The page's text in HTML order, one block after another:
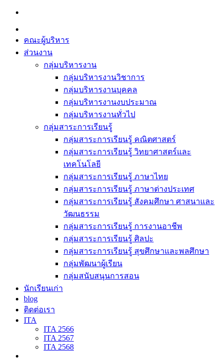
Skip
content
คณะผู้บริหาร
ส่วนงาน
กลุ่มบริหารงาน
กลุ่มบริหารงานวิชาการ
กลุ่มบริหารงานบุคคล
กลุ่มบริหารงานงบประมาณ
กลุ่มบริหารงานทั่วไป
กลุ่มสาระการเรียนรู้
กลุ่มสาระการเรียนรู้ คณิตศาสตร์
กลุ่มสาระการเรียนรู้ วิทยาศาสตร์และ
เทคโนโลยี
กลุ่มสาระการเรียนรู้ ภาษาไทย
กลุ่มสาระการเรียนรู้ ภาษาต่างประเทศ
กลุ่มสาระการเรียนรู้ สังคมศึกษา ศาสนาและ
วัฒนธรรม
กลุ่มสาระการเรียนรู้ การงานอาชีพ
กลุ่มสาระการเรียนรู้ ศิลปะ
กลุ่มสาระการเรียนรู้ สุขศึกษาและพลศึกษา
กลุ่มพัฒนาผู้เรียน
กลุ่มสนับสนุนการสอน
นักเรียนเก่า
blog
ติดต่อเรา
ITA
ITA 2566
ITA 2567
ITA 2568